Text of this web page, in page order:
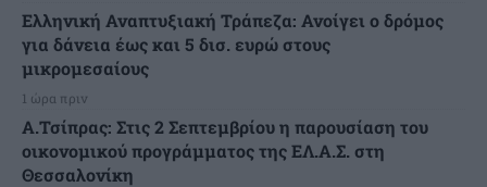
Ελληνική Αναπτυξιακή Τράπεζα: Ανοίγει ο δρόμος
για δάνεια έως και 5 δισ. ευρώ στους
μικρομεσαίους
1 ώρα πριν
Α.Τσίπρας: Στις 2 Σεπτεμβρίου η παρουσίαση του
οικονομικού προγράμματος της ΕΛ.Α.Σ. στη
Θεσσαλονίκη